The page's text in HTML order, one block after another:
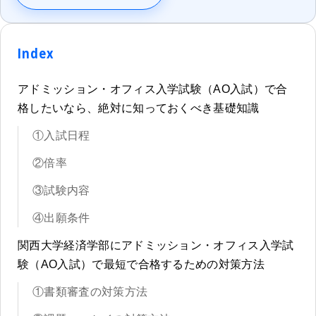
Index
アドミッション・オフィス入学試験（AO入試）で合
格したいなら、絶対に知っておくべき基礎知識
①入試日程
②倍率
③試験内容
④出願条件
関西大学経済学部にアドミッション・オフィス入学試
験（AO入試）で最短で合格するための対策方法
①書類審査の対策方法